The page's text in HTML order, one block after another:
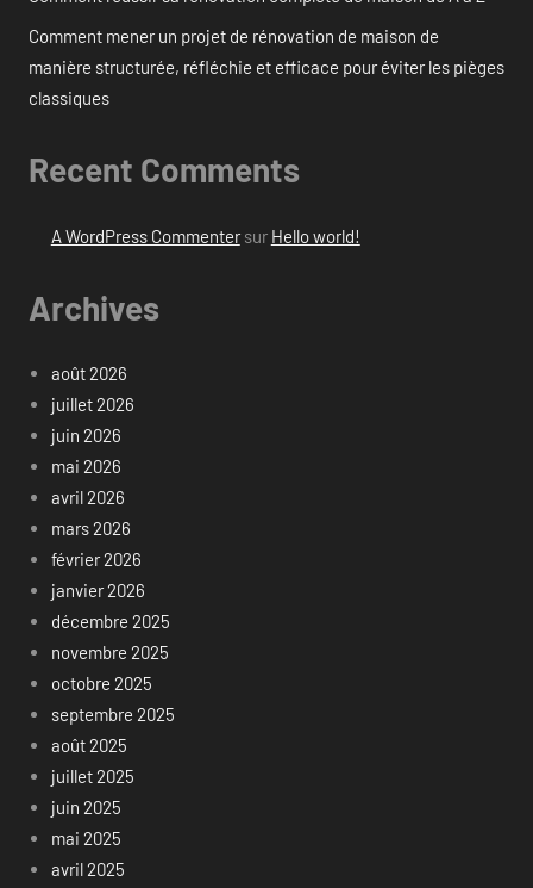
Comment mener un projet de rénovation de maison de
manière structurée, réfléchie et efficace pour éviter les pièges
classiques
Recent Comments
A WordPress Commentersur Hello world!
Archives
août 2026
juillet 2026
juin 2026
mai 2026
avril 2026
mars 2026
février 2026
janvier 2026
décembre 2025
novembre 2025
octobre 2025
septembre 2025
août 2025
juillet 2025
juin 2025
mai 2025
avril 2025